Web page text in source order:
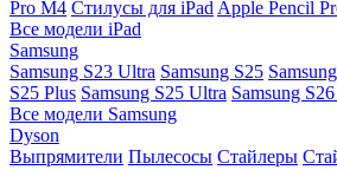
Pro M4 Стилусы для iPad Apple Pencil
Все модели iPad
Samsung
Samsung S23 Ultra Samsung S25
S25 Plus Samsung S25 Ultra Samsung
Все модели Samsung
Dyson
Выпрямители Пылесосы Стайлеры